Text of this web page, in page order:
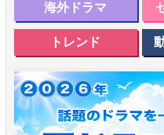
海外ドラマ
トレンド